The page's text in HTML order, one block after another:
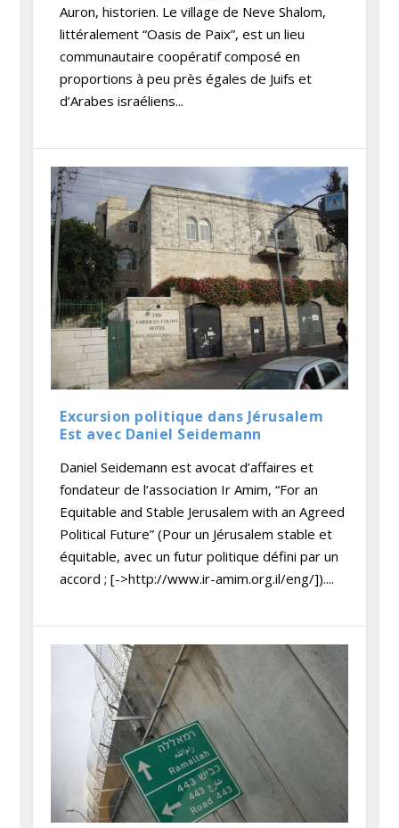
Auron, historien. Le village de Neve Shalom,
littéralement “Oasis de Paix”, est un lieu
communautaire coopératif composé en
proportions à peu près égales de Juifs et
d’Arabes israéliens...
Excursion politique dans Jérusalem
Est avec Daniel Seidemann
Daniel Seidemann est avocat d’affaires et
fondateur de l’association Ir Amim, “For an
Equitable and Stable Jerusalem with an Agreed
Political Future” (Pour un Jérusalem stable et
équitable, avec un futur politique défini par un
accord ; [->http://www.ir-amim.org.il/eng/])....